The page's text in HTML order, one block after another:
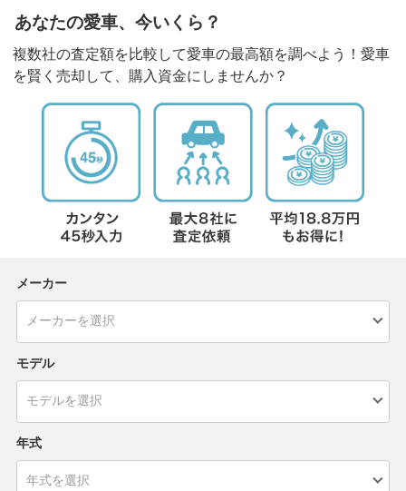
あなたの愛車、今いくら？
複数社の査定額を比較して愛車の最高額を調べよう！愛車
を賢く売却して、購入資金にしませんか？
メーカー
モデル
年式